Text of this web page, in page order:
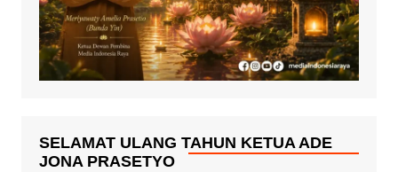
SELAMAT ULANG TAHUN KETUA ADE
JONA PRASETYO